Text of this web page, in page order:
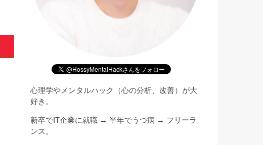
心理学やメンタルハック（心の分析、改善）が大
好き。
新卒でIT企業に就職 → 半年でうつ病 → フリーラ
ンス。